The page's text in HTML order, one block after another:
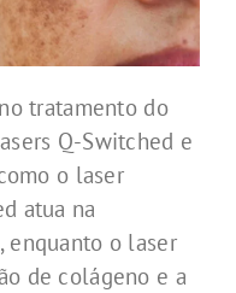
tratamento do
Q-Switched e
o laser
atua na
enquanto o laser
de colágeno e a